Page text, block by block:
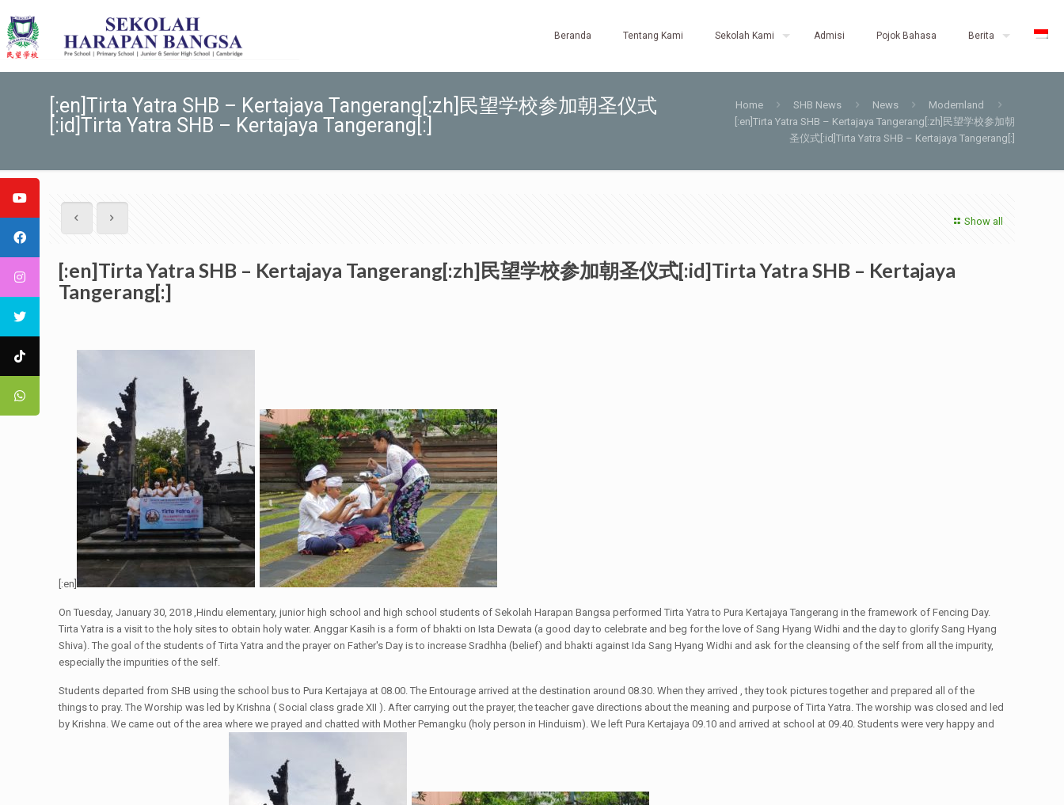
Beranda Tentang Kami Sekolah Kami Admisi Pojok Bahasa Berita
[:en]Tirta Yatra SHB – Kertajaya Tangerang[:zh]民望学校参加朝圣仪式
[:id]Tirta Yatra SHB – Kertajaya Tangerang[:]
Home SHB News News
Modernland
[:en]Tirta Yatra SHB – Kertajaya Tangerang[:zh]民望学校参加朝
圣仪式[:id]Tirta Yatra SHB – Kertajaya Tangerang[:]
Show all
[:en]Tirta Yatra SHB – Kertajaya Tangerang[:zh]民望学校参加朝圣仪式[:id]Tirta Yatra SHB – Kertajaya
Tangerang[:]
[:en]
On Tuesday, January 30, 2018 ,Hindu elementary, junior high school and high school students of Sekolah Harapan Bangsa performed Tirta Yatra to Pura Kertajaya Tangerang in the framework of Fencing Day.
Tirta Yatra is a visit to the holy sites to obtain holy water. Anggar Kasih is a form of bhakti on Ista Dewata (a good day to celebrate and beg for the love of Sang Hyang Widhi and the day to glorify Sang Hyang
Shiva). The goal of the students of Tirta Yatra and the prayer on Father's Day is to increase Sradhha (belief) and bhakti against Ida Sang Hyang Widhi and ask for the cleansing of the self from all the impurity,
especially the impurities of the self.
Students departed from SHB using the school bus to Pura Kertajaya at 08.00. The Entourage arrived at the destination around 08.30. When they arrived , they took pictures together and prepared all of the
things to pray. The Worship was led by Krishna ( Social class grade XII ). After carrying out the prayer, the teacher gave directions about the meaning and purpose of Tirta Yatra. The worship was closed and led
by Krishna. We came out of the area where we prayed and chatted with Mother Pemangku (holy person in Hinduism). We left Pura Kertajaya 09.10 and arrived at school at 09.40. Students were very happy and